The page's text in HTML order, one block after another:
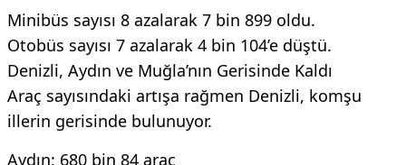
Minibüs sayısı 8 azalarak 7 bin 899 oldu.
Otobüs sayısı 7 azalarak 4 bin 104’e düştü.
Denizli, Aydın ve Muğla’nın Gerisinde Kaldı
Araç sayısındaki artışa rağmen Denizli, komşu
illerin gerisinde bulunuyor.
Aydın: 680 bin 84 araç